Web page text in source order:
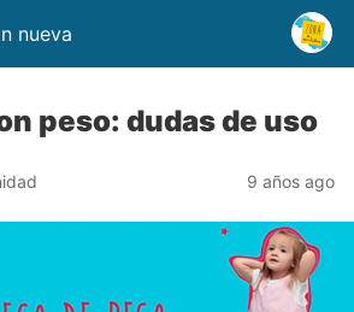
nueva
peso: dudas de uso
9 años ago